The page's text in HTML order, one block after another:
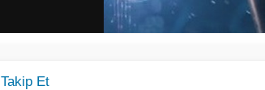
Takip Et